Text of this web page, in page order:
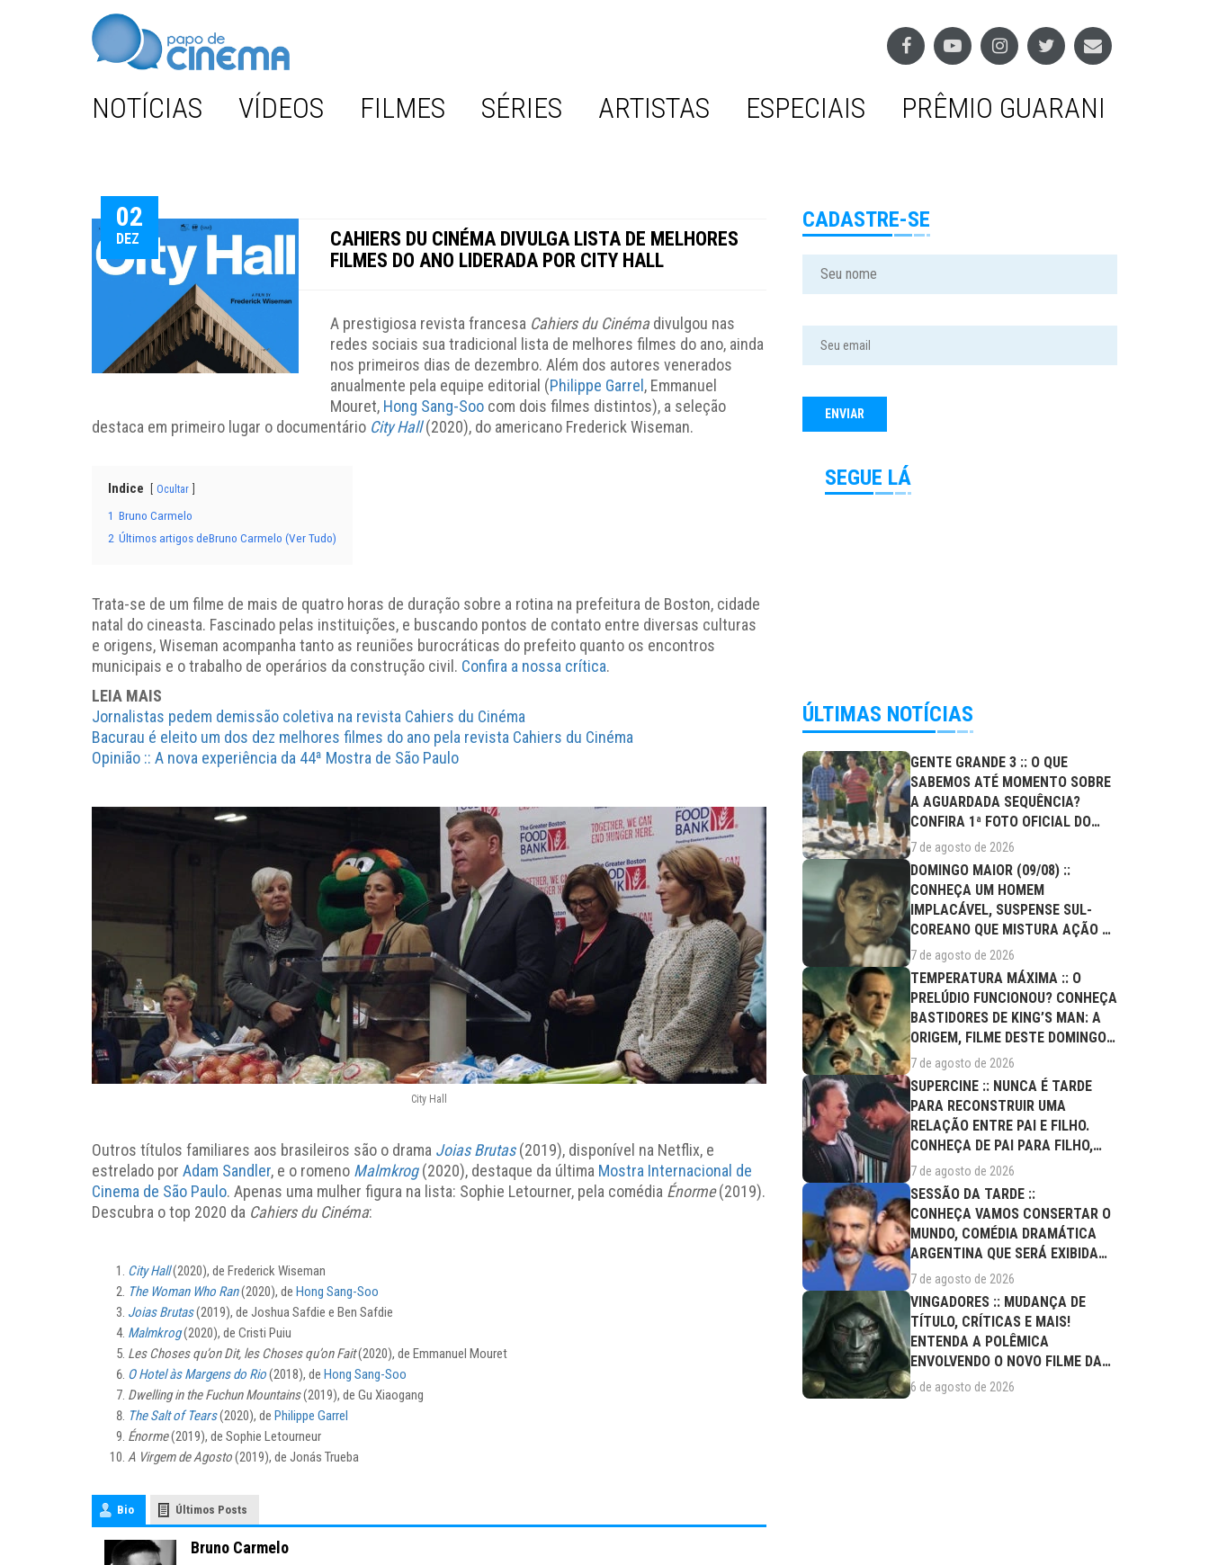
NOTÍCIAS VÍDEOS FILMES SÉRIES ARTISTAS ESPECIAIS PRÊMIO GUARANI
02
DEZ
CAHIERS DU CINÉMA DIVULGA LISTA DE MELHORES
FILMES DO ANO LIDERADA POR CITY HALL
A prestigiosa revista francesa Cahiers du Cinémadivulgou nas
redes sociais sua tradicional lista de melhores filmes do ano, ainda
nos primeiros dias de dezembro. Além dos autores venerados
anualmente pela equipe editorial (Philippe Garrel , Emmanuel
Mouret, Hong Sang-Soo com dois filmes distintos), a seleção
destaca em primeiro lugar o documentário City Hall(2020), do americano Frederick Wiseman.
Indice Ocultar
1 Bruno Carmelo
2 Últimos artigos deBruno Carmelo (Ver Tudo)
Trata-se de um filme de mais de quatro horas de duração sobre a rotina na prefeitura de Boston, cidade
natal do cineasta. Fascinado pelas instituições, e buscando pontos de contato entre diversas culturas
e origens, Wiseman acompanha tanto as reuniões burocráticas do prefeito quanto os encontros
municipais e o trabalho de operários da construção civil. Confira a nossa crítica.
LEIA MAIS
Jornalistas pedem demissão coletiva na revista Cahiers du Cinéma
Bacurau é eleito um dos dez melhores filmes do ano pela revista Cahiers du Cinéma
Opinião :: A nova experiência da 44ª Mostra de São Paulo
City Hall
Outros títulos familiares aos brasileiros são o drama Joias Brutas(2019), disponível na Netflix, e
estrelado por Adam Sandler, e o romeno Malmkrog(2020), destaque da última Mostra Internacional de
Cinema de São Paulo. Apenas uma mulher figura na lista: Sophie Letourner, pela comédia Énorme(2019).
Descubra o top 2020 da Cahiers du Cinéma:
City Hall(2020), de Frederick Wiseman
The Woman Who Ran(2020), de Hong Sang-Soo
Joias Brutas(2019), de Joshua Safdie e Ben Safdie
Malmkrog(2020), de Cristi Puiu
Les Choses qu’on Dit, les Choses qu’on Fait(2020), de Emmanuel Mouret
O Hotel às Margens do Rio(2018), de Hong Sang-Soo
Dwelling in the Fuchun Mountains(2019), de Gu Xiaogang
The Salt of Tears(2020), de Philippe Garrel
Énorme(2019), de Sophie Letourneur
A Virgem de Agosto(2019), de Jonás Trueba
Bio Últimos Posts
Bruno Carmelo
CADASTRE-SE
SEGUE LÁ
ÚLTIMAS NOTÍCIAS
GENTE GRANDE 3 :: O QUE
SABEMOS ATÉ MOMENTO SOBRE
A AGUARDADA SEQUÊNCIA?
CONFIRA 1ª FOTO OFICIAL DO
ELENCO!
7 de agosto de 2026
DOMINGO MAIOR (09/08) ::
CONHEÇA UM HOMEM
IMPLACÁVEL, SUSPENSE SUL-
COREANO QUE MISTURA AÇÃO E
DRAMA FAMILIAR
7 de agosto de 2026
TEMPERATURA MÁXIMA :: O
PRELÚDIO FUNCIONOU? CONHEÇA
BASTIDORES DE KING’S MAN: A
ORIGEM, FILME DESTE DOMINGO
(09/08)
7 de agosto de 2026
SUPERCINE :: NUNCA É TARDE
PARA RECONSTRUIR UMA
RELAÇÃO ENTRE PAI E FILHO.
CONHEÇA DE PAI PARA FILHO,
FILME DESTE...
7 de agosto de 2026
SESSÃO DA TARDE ::
CONHEÇA VAMOS CONSERTAR O
MUNDO, COMÉDIA DRAMÁTICA
ARGENTINA QUE SERÁ EXIBIDA
NESTA SEXTA (07/08)
7 de agosto de 2026
VINGADORES :: MUDANÇA DE
TÍTULO, CRÍTICAS E MAIS!
ENTENDA A POLÊMICA
ENVOLVENDO O NOVO FILME DA
MARVEL
6 de agosto de 2026